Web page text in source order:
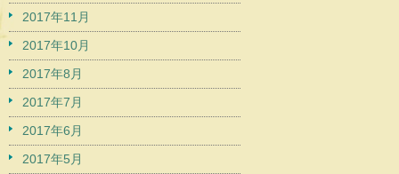
2017年11月
2017年10月
2017年8月
2017年7月
2017年6月
2017年5月